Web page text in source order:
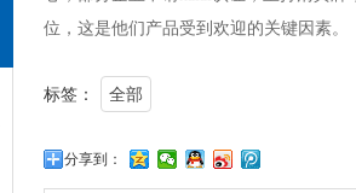
位，这是他们产品受到欢迎的关键因素。
标签： 全部
分享到：